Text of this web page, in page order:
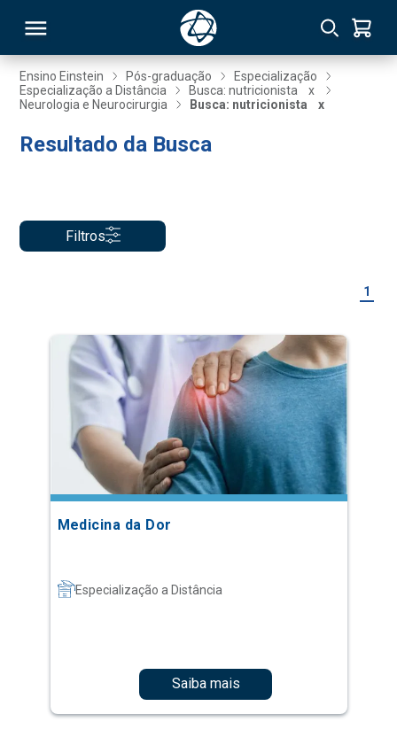
Ensino Einstein Pós-graduação
Especialização
Especialização a Distância
Busca: nutricionista
x
Neurologia e Neurocirurgia
Busca: nutricionista x
Resultado da Busca
Filtros
1
Medicina da Dor
Especialização a Distância
Saiba mais